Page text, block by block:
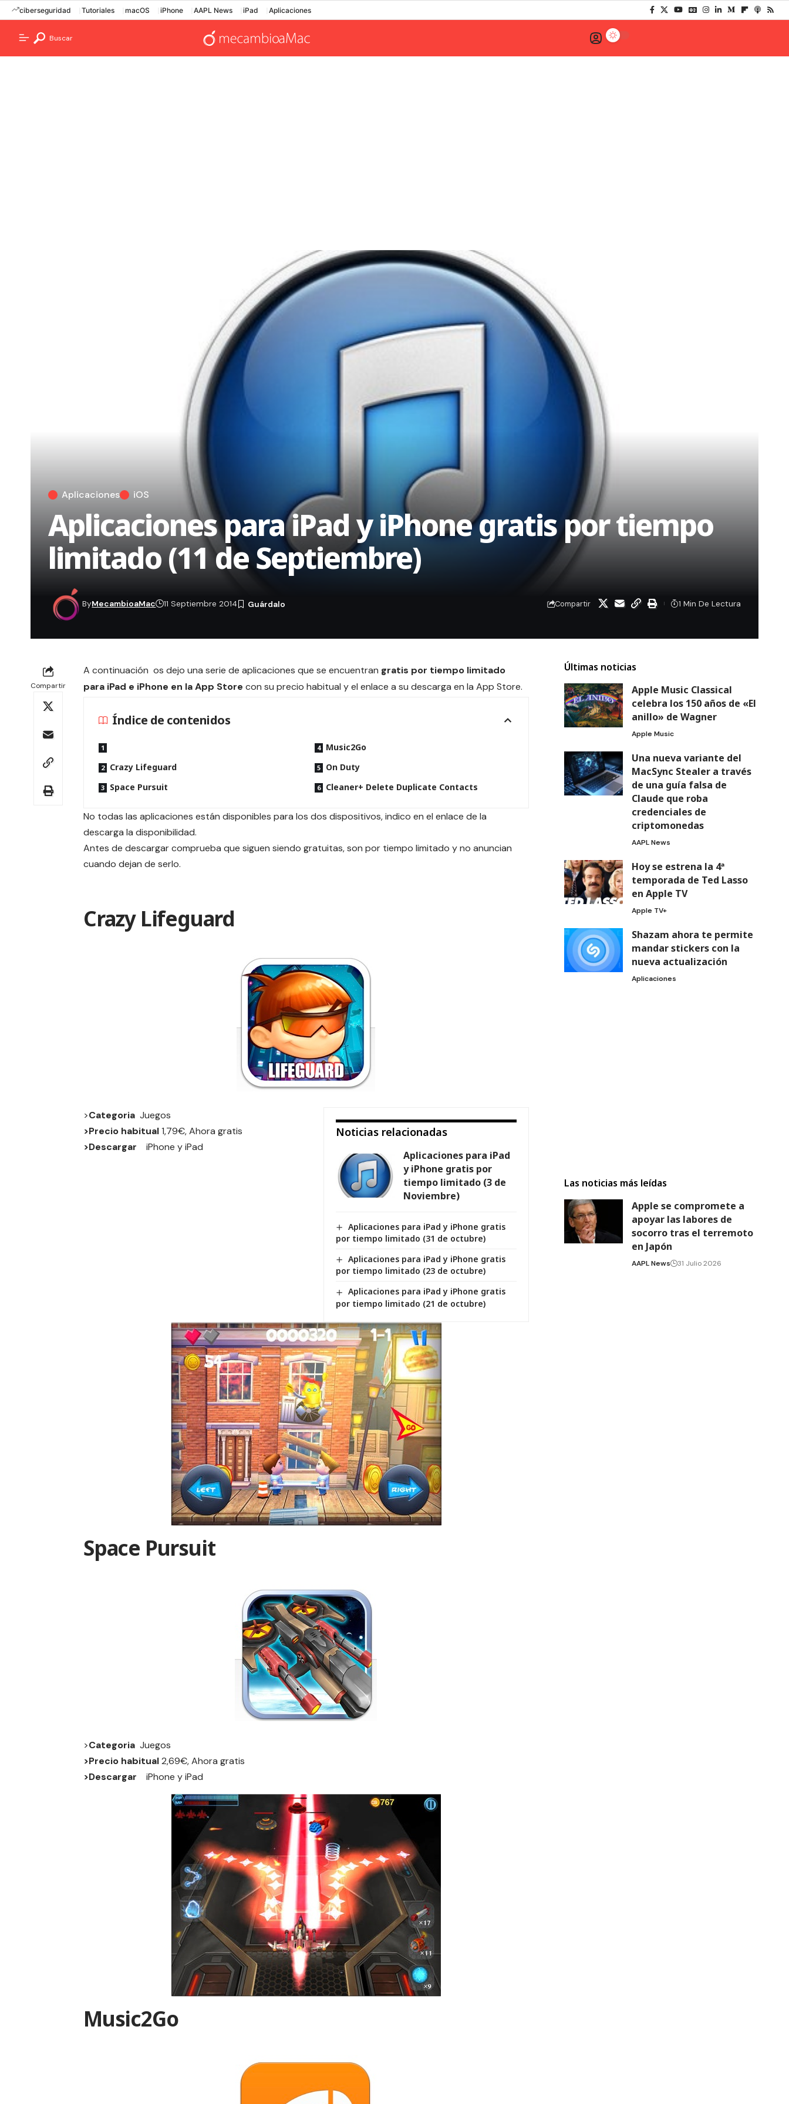
ciberseguridad Tutoriales macOS iPhone AAPL News iPad Aplicaciones
Buscar
Aplicaciones iOS
Aplicaciones para iPad y iPhone gratis por tiempo
limitado (11 de Septiembre)
ByMecambioaMac 11 Septiembre 2014 Compartir 1 Min De Lectura
Compartir
A continuación os dejo una serie de aplicaciones que se encuentran gratis por tiempo limitado
para iPad e iPhone en la App Store con su precio habitual y el enlace a su descarga en la App Store.
Índice de contenidos
Crazy Lifeguard
Space Pursuit
Music2Go
On Duty
Cleaner+ Delete Duplicate Contacts
No todas las aplicaciones están disponibles para los dos dispositivos, indico en el enlace de la
descarga la disponibilidad.
Antes de descargar comprueba que siguen siendo gratuitas, son por tiempo limitado y no anuncian
cuando dejan de serlo.
Crazy Lifeguard
Noticias relacionadas
Aplicaciones para iPad
y iPhone gratis por
tiempo limitado (3 de
Noviembre)
Aplicaciones para iPad y iPhone gratis
por tiempo limitado (31 de octubre)
Aplicaciones para iPad y iPhone gratis
por tiempo limitado (23 de octubre)
Aplicaciones para iPad y iPhone gratis
por tiempo limitado (21 de octubre)
>Categoria Juegos
>Precio habitual1,79€, Ahora gratis
>Descargar iPhone yiPad
Space Pursuit
>Categoria Juegos
>Precio habitual2,69€, Ahora gratis
>Descargar iPhone yiPad
Music2Go
Últimas noticias
Apple Music Classical
celebra los 150 años de «El
anillo» de Wagner
Apple Music
Una nueva variante del
MacSync Stealer a través
de una guía falsa de
Claude que roba
credenciales de
criptomonedas
AAPL News
Hoy se estrena la 4ª
temporada de Ted Lasso
en Apple TV
Apple TV+
Shazam ahora te permite
mandar stickers con la
nueva actualización
Aplicaciones
Las noticias más leídas
Apple se compromete a
apoyar las labores de
socorro tras el terremoto
en Japón
AAPL News 31 Julio 2026